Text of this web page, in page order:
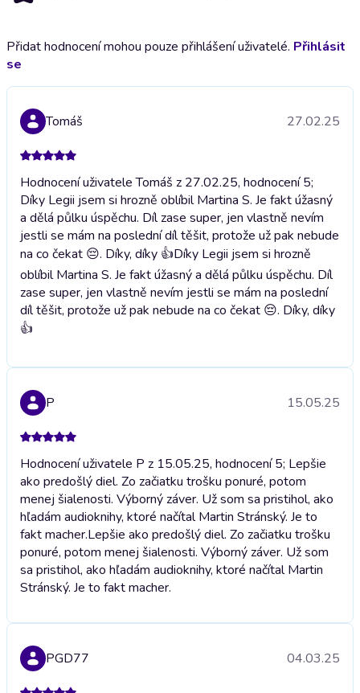
Přidat hodnocení mohou pouze přihlášení uživatelé. Přihlásit
se
Tomáš 27.02.25
Hodnocení uživatele Tomáš z 27.02.25, hodnocení 5;
Díky Legii jsem si hrozně oblíbil Martina S. Je fakt úžasný
a dělá půlku úspěchu. Díl zase super, jen vlastně nevím
jestli se mám na poslední díl těšit, protože už pak nebude
na co čekat 😔. Díky, díky 👍Díky Legii jsem si hrozně
oblíbil Martina S. Je fakt úžasný a dělá půlku úspěchu. Díl
zase super, jen vlastně nevím jestli se mám na poslední
díl těšit, protože už pak nebude na co čekat 😔. Díky, díky
👍
P 15.05.25
Hodnocení uživatele P z 15.05.25, hodnocení 5; Lepšie
ako predošlý diel. Zo začiatku trošku ponuré, potom
menej šialenosti. Výborný záver. Už som sa pristihol, ako
hľadám audioknihy, ktoré načítal Martin Stránský. Je to
fakt macher.Lepšie ako predošlý diel. Zo začiatku trošku
ponuré, potom menej šialenosti. Výborný záver. Už som
sa pristihol, ako hľadám audioknihy, ktoré načítal Martin
Stránský. Je to fakt macher.
PGD77 04.03.25